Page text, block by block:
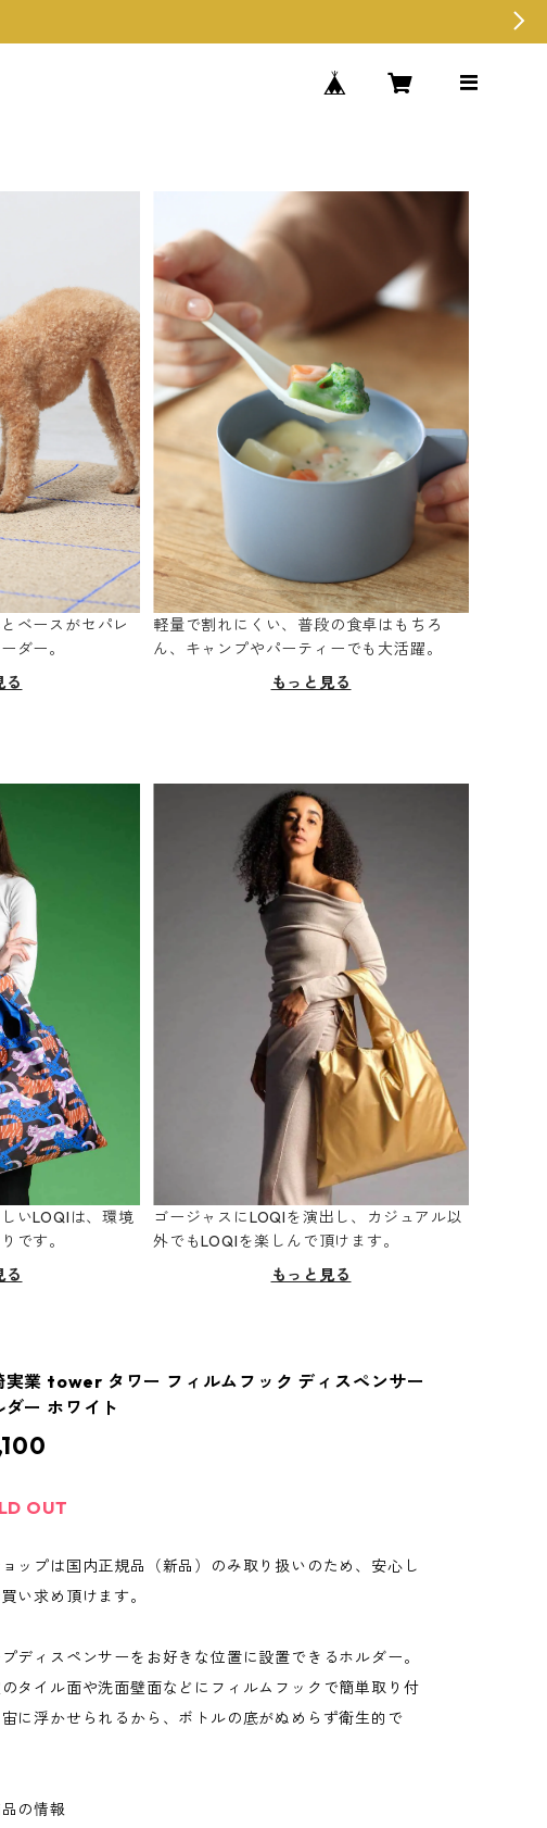
ベースがセパレ
ダー。
る
軽量で割れにくい、普段の食卓はもちろ
ん、キャンプやパーティーでも大活躍。
もっと見る
いLOQIは、環境
です。
る
ゴージャスにLOQIを演出し、カジュアル以
外でもLOQIを楽しんで頂けます。
もっと見る
実業 tower タワー フィルムフック ディスペンサー
ダー ホワイト
OUT
ップは国内正規品（新品）のみ取り扱いのため、安心し
い求め頂けます。
プディスペンサーをお好きな位置に設置できるホルダー。
タイル面や洗面壁面などにフィルムフックで簡単取り付
宙に浮かせられるから、ボトルの底がぬめらず衛生的で
の情報